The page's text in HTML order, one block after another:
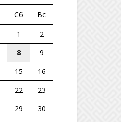
Сб Вс
1
2
8
9
15
16
22
23
29
30